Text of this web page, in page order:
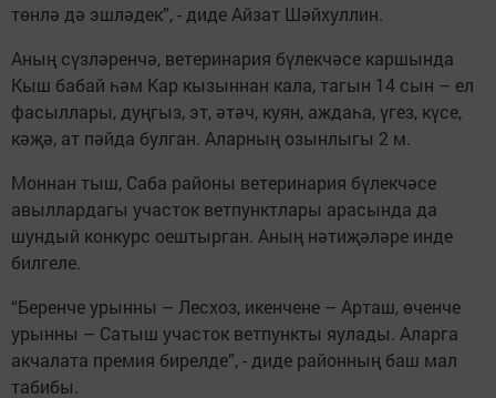
төнлә дә эшләдек”, - диде Айзат Шәйхуллин.
Аның сүзләренчә, ветеринария бүлекчәсе каршында
Кыш бабай һәм Кар кызыннан кала, тагын 14 сын – ел
фасыллары, дуңгыз, эт, әтәч, куян, аждаһа, үгез, күсе,
кәҗә, ат пәйда булган. Аларның озынлыгы 2 м.
Моннан тыш, Саба районы ветеринария бүлекчәсе
авыллардагы участок ветпунктлары арасында да
шундый конкурс оештырган. Аның нәтиҗәләре инде
билгеле.
“Беренче урынны – Лесхоз, икенчене – Арташ, өченче
урынны – Сатыш участок ветпункты яулады. Аларга
акчалата премия бирелде”, - диде районның баш мал
табибы.